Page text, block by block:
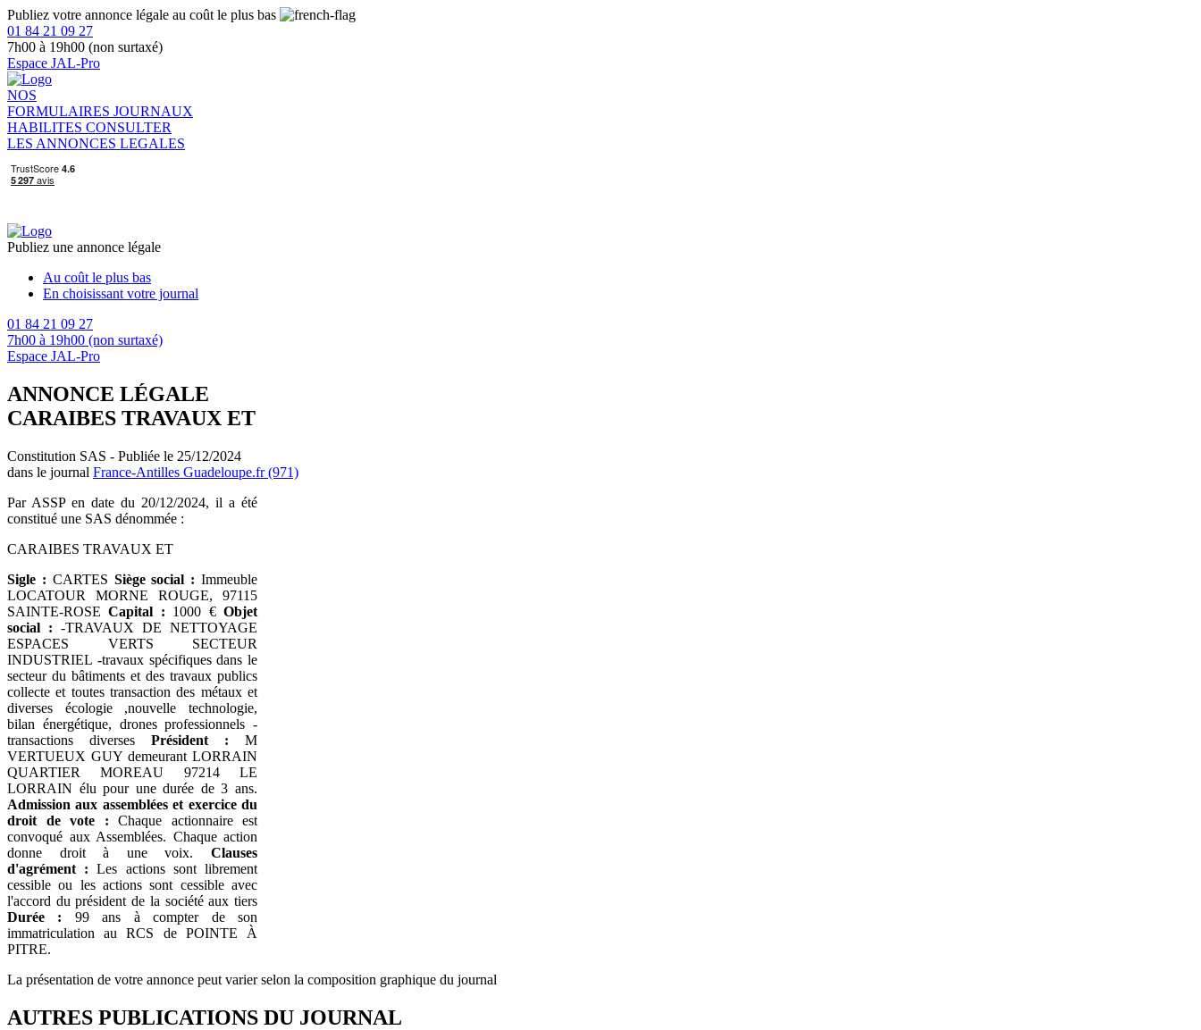
Publiez votre annonce légale au coût le plus bas
01 84 21 09 27
7h00 à 19h00 (non surtaxé)
Espace JAL-Pro
NOS
FORMULAIRES JOURNAUX
HABILITES CONSULTER
LES ANNONCES LEGALES
Publiez une annonce légale
Au coût le plus bas
En choisissant votre journal
01 84 21 09 27
7h00 à 19h00 (non surtaxé)
Espace JAL-Pro
ANNONCE LÉGALE
CARAIBES TRAVAUX ET
Constitution SAS - Publiée le 25/12/2024
dans le journal France-Antilles Guadeloupe.fr (971)
Par ASSP en date du 20/12/2024, il a été
constitué une SAS dénommée :
CARAIBES TRAVAUX ET
Sigle : CARTES Siège social : Immeuble
LOCATOUR MORNE ROUGE, 97115
SAINTE-ROSECapital : 1000 €Objet
social : -TRAVAUX DE NETTOYAGE
ESPACES VERTS SECTEUR
INDUSTRIEL -travaux spécifiques dans le
secteur du bâtiments et des travaux publics
collecte et toutes transaction des métaux et
diverses écologie ,nouvelle technologie,
bilan énergétique, drones professionnels -
transactions diverses Président : M
VERTUEUX GUY demeurant LORRAIN
QUARTIER MOREAU 97214 LE
LORRAIN élu pour une durée de 3 ans.
Admission aux assemblées et exercice du
droit de vote : Chaque actionnaire est
convoqué aux Assemblées. Chaque action
donne droit à une voix. Clauses
d'agrément : Les actions sont librement
cessible ou les actions sont cessible avec
l'accord du président de la société aux tiers
Durée : 99 ans à compter de son
immatriculation au RCS de POINTE À
PITRE.
La présentation de votre annonce peut varier selon la composition graphique du journal
AUTRES PUBLICATIONS DU JOURNAL